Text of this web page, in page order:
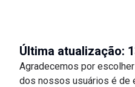
Última atualização:
Agradecemos por
dos nossos usuários é de